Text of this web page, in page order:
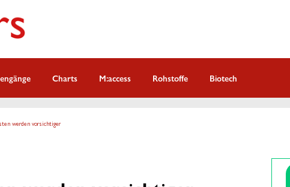
Charts M:access Rohstoffe Biotech
werden vorsichtiger